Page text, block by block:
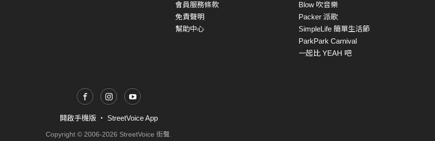
會員服務條款
免責聲明
幫助中心
Blow 吹音樂
Packer 派歌
SimpleLife 簡單生活節
ParkPark Carnival
一起比 YEAH 吧
開啟手機版 ・ StreetVoice App
Copyright © 2006-2026 StreetVoice 街聲.